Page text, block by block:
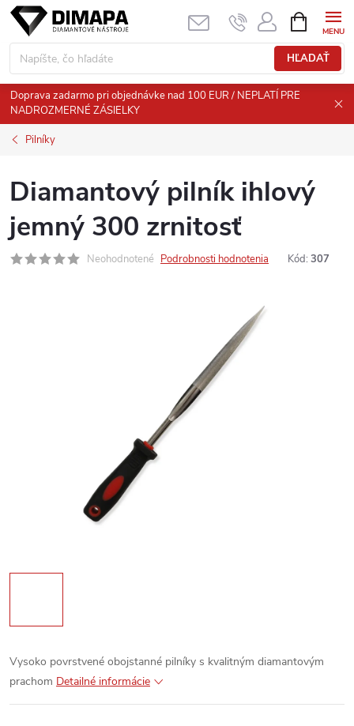
Prejsť
obsah
HĽADAŤ
KOŠÍK
Doprava zadarmo pri objednávke nad 100 EUR / NEPLATÍ PRE
NADROZMERNÉ ZÁSIELKY
Pilníky
Diamantový pilník ihlový
jemný 300 zrnitosť
Neohodnotené Podrobnosti hodnotenia Kód: 307
Vysoko povrstvené obojstanné pilníky s kvalitným diamantovým
prachom Detailné informácie